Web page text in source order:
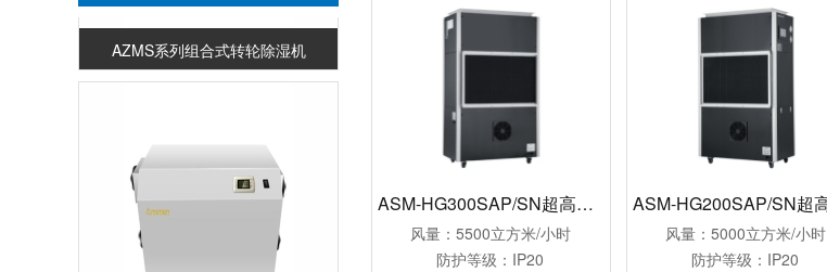
ASM-HG300SAP/SN超高温烘干机
风量：5500立方米/小时
防护等级：IP20
风量：5000立方米/小时
防护等级：IP20
AZMS系列组合式转轮除湿机